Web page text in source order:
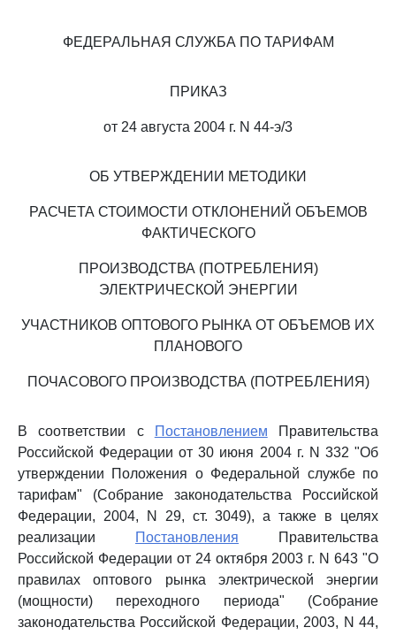
ФЕДЕРАЛЬНАЯ СЛУЖБА ПО ТАРИФАМ
ПРИКАЗ
от 24 августа 2004 г. N 44-э/3
ОБ УТВЕРЖДЕНИИ МЕТОДИКИ
РАСЧЕТА СТОИМОСТИ ОТКЛОНЕНИЙ ОБЪЕМОВ
ФАКТИЧЕСКОГО
ПРОИЗВОДСТВА (ПОТРЕБЛЕНИЯ)
ЭЛЕКТРИЧЕСКОЙ ЭНЕРГИИ
УЧАСТНИКОВ ОПТОВОГО РЫНКА ОТ ОБЪЕМОВ ИХ
ПЛАНОВОГО
ПОЧАСОВОГО ПРОИЗВОДСТВА (ПОТРЕБЛЕНИЯ)
В соответствии с Постановлением Правительства
Российской Федерации от 30 июня 2004 г. N 332 "Об
утверждении Положения о Федеральной службе по
тарифам" (Собрание законодательства Российской
Федерации, 2004, N 29, ст. 3049), а также в целях
реализации
Постановления Правительства
Российской Федерации от 24 октября 2003 г. N 643 "О
правилах оптового рынка электрической энергии
(мощности) переходного периода" (Собрание
законодательства Российской Федерации, 2003, N 44,